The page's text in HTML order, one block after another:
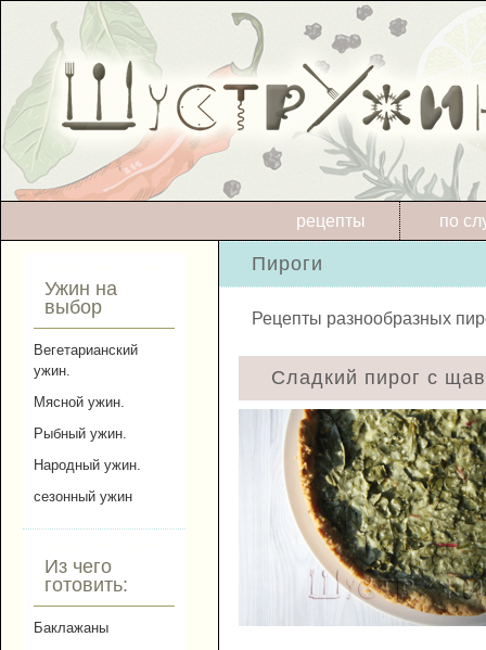
по
рецепты
Ужин на
выбор
Вегетарианский
ужин.
Мясной ужин.
Рыбный ужин.
Народный ужин.
сезонный ужин
Из чего
готовить:
Баклажаны
Пироги
Рецепты разнообразных
Сладкий пирог с